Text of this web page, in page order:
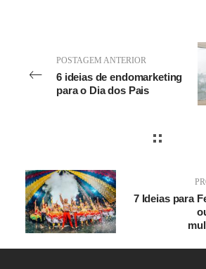
POSTAGEM ANTERIOR
6 ideias de endomarketing
para o Dia dos Pais
7 Ideias para